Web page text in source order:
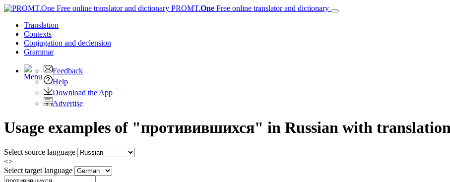
PROMT.One Free online translator and dictionary
Translation
Contexts
Conjugation and declension
Grammar
Feedback
Help
Download the App
Advertise
Usage examples of "противившихся" in Russian with
Select source language
<>
Select target language